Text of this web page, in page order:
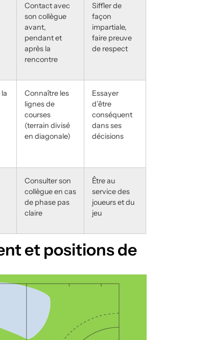
Contact avec
son collègue
avant,
pendant et
après la
rencontre
Siffler de
façon
impartiale,
faire preuve
de respect
Connaître les
lignes de
courses
(terrain divisé
en diagonale)
Essayer
d’être
conséquent
dans ses
décisions
Consulter son
collègue en cas
de phase pas
claire
Être au
service des
joueurs et du
jeu
et positions de